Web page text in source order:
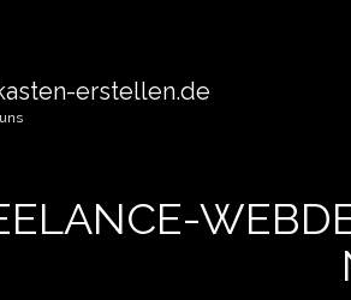
erstellen.de